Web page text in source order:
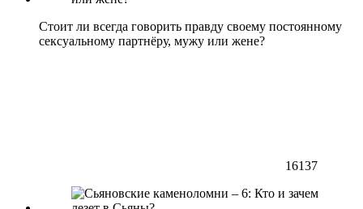
Стоит ли всегда говорить правду своему постоянному
сексуальному партнёру, мужу или жене?
16137